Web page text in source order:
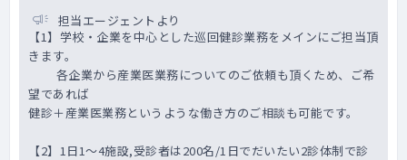
担当エージェントより
【1】学校・企業を中心とした巡回健診業務をメインにご担当頂
きます。
各企業から産業医業務についてのご依頼も頂くため、ご希
望であれば
健診＋産業医業務というような働き方のご相談も可能です。
【2】1日1～4施設,受診者は200名/1日でだいたい2診体制で診